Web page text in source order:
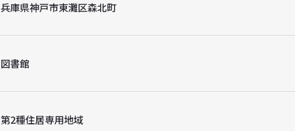
兵庫県神戸市東灘区森北町
図書館
第2種住居専用地域